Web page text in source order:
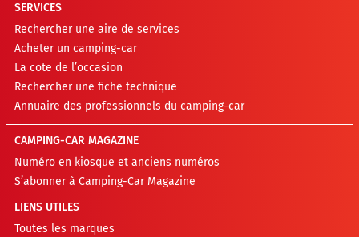
SERVICES
Rechercher une aire de services
Acheter un camping-car
La cote de l’occasion
Rechercher une fiche technique
Annuaire des professionnels du camping-car
CAMPING-CAR MAGAZINE
Numéro en kiosque et anciens numéros
S’abonner à Camping-Car Magazine
LIENS UTILES
Toutes les marques